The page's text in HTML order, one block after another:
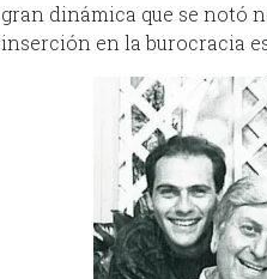
gran dinámica que se notó
inserción en la burocracia